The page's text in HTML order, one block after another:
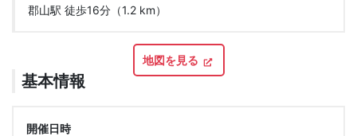
郡山駅 徒歩16分（1.2 km）
地図を見る
基本情報
開催日時